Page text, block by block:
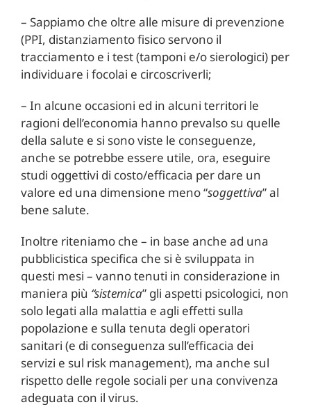
– Sappiamo che oltre alle misure di prevenzione
(PPI, distanziamento fisico servono il
tracciamento e i test (tamponi e/o sierologici) per
individuare i focolai e circoscriverli;
– In alcune occasioni ed in alcuni territori le
ragioni dell’economia hanno prevalso su quelle
della salute e si sono viste le conseguenze,
anche se potrebbe essere utile, ora, eseguire
studi oggettivi di costo/efficacia per dare un
valore ed una dimensione meno “soggettiva” al
bene salute.
Inoltre riteniamo che – in base anche ad una
pubblicistica specifica che si è sviluppata in
questi mesi – vanno tenuti in considerazione in
maniera più “sistemica” gli aspetti psicologici, non
solo legati alla malattia e agli effetti sulla
popolazione e sulla tenuta degli operatori
sanitari (e di conseguenza sull’efficacia dei
servizi e sul risk management), ma anche sul
rispetto delle regole sociali per una convivenza
adeguata con il virus.